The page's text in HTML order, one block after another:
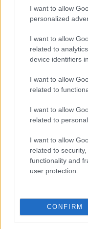
I want to allow
personalized
I want to allow
related to
device identifiers
I want to allow
related to
I want to allow
related to
I want to allow
related to
functionality and
user protection.
CONFIRM
, 19 Μαρτίου 2025
στο δημόσιο